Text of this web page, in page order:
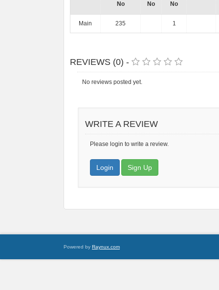
No
No
No
Main 235 1
REVIEWS (0) -
No reviews posted yet.
WRITE A REVIEW
Please login to write a review.
Login Sign Up
Powered by Raynux.com